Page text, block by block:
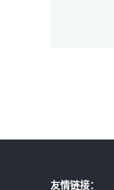
友情链接：